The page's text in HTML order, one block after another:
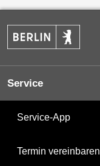
Service
Service-App
Termin vereinbaren